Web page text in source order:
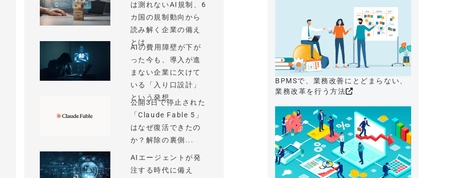
は測れないAI規制、6
カ国の規制動向から
読み解く企業の備え
とは
AIの費用障壁が下が
った今も、導入が進
まない企業に欠けて
いる「入り口設計」
という発想
公開3日で停止された
「Claude Fable 5」
はなぜ復活できたの
か？解除の裏側...
AIエージェントが発
注する時代に備え
BPMSで、業務改善にとどまらない、
業務改革を行う方法